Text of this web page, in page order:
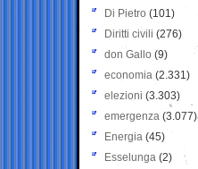
Di Pietro (101)
Diritti civili (276)
don Gallo (9)
economia (2.331)
elezioni (3.303)
emergenza (3.077)
Energia (45)
Esselunga (2)